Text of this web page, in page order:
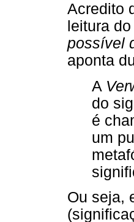
Acredito
leitura
possível
aponta
A
do
é
um
Ou seja,